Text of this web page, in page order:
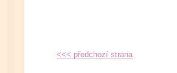
<<< předchozí strana